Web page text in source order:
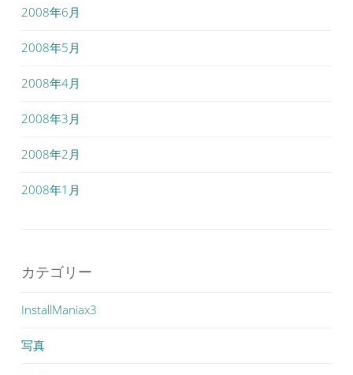
2008年6月
2008年5月
2008年4月
2008年3月
2008年2月
2008年1月
カテゴリー
InstallManiax3
写真